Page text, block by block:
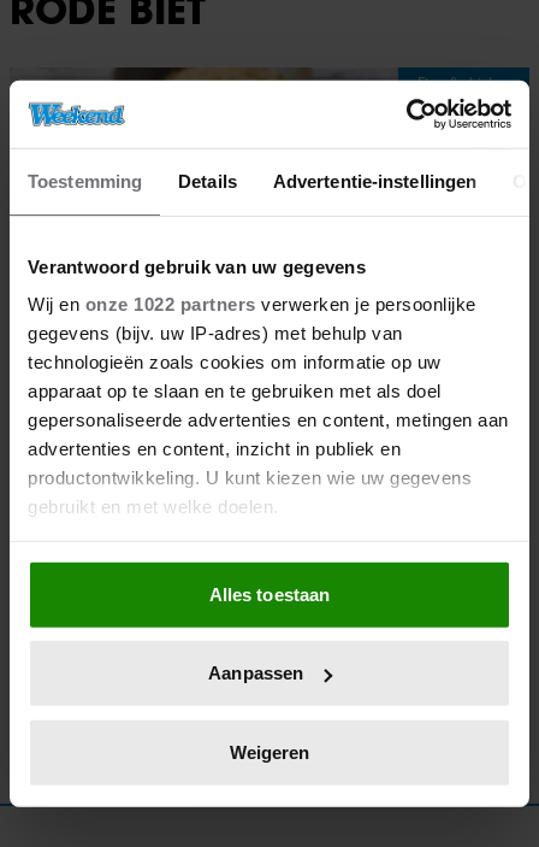
Toestemming Details Advertentie-instellingen
Verantwoord gebruik van uw gegevens
Wij en onze 1022 partners verwerken je persoonlijke
gegevens (bijv. uw IP-adres) met behulp van
technologieën zoals cookies om informatie op uw
apparaat op te slaan en te gebruiken met als doel
gepersonaliseerde advertenties en content, metingen aan
advertenties en content, inzicht in publiek en
productontwikkeling. U kunt kiezen wie uw gegevens
gebruikt en met welke doelen.
Als u het toestaat, willen we ook graag:
Informatie verzamelen over uw geografische
locatie, die tot een paar meter nauwkeurig kan zijn
scannen op specifieke eigenschappen (fingerprinting)
verwerkt en stel uw voorkeuren in het
intrekken in de Cookieverklaring.
Alles toestaan
Aanpassen
Weigeren
Eten & drinken
03/01/2026
WEEKEND-RECEPT: RISOTTO MET RODE BIET